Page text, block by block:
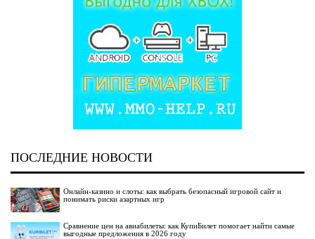
ПОСЛЕДНИЕ НОВОСТИ
Онлайн-казино и слоты: как выбрать безопасный игровой сайт и
понимать риски азартных игр
Сравнение цен на авиабилеты: как КупиБилет помогает найти самые
выгодные предложения в 2026 году